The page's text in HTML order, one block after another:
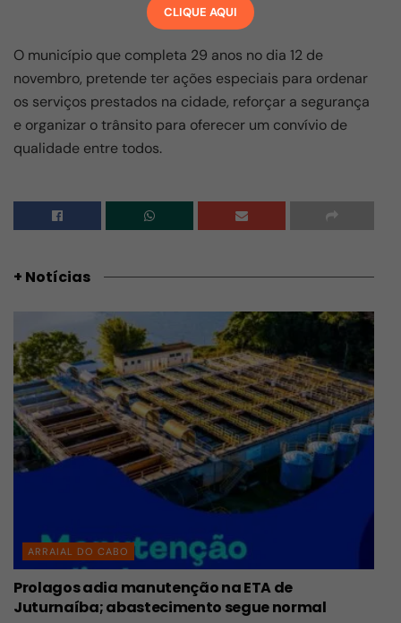
O município que completa 29 anos no dia 12 de
novembro, pretende ter ações especiais para ordenar
os serviços prestados na cidade, reforçar a segurança
e organizar o trânsito para oferecer um convívio de
qualidade entre todos.
+ Notícias
ARRAIAL DO CABO
Prolagos adia manutenção na ETA de
Juturnaíba; abastecimento segue normal
CLIQUE AQUI